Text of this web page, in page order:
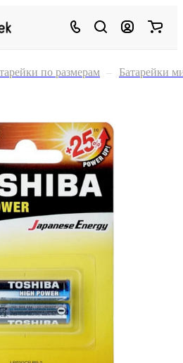
по размерам – Батарейки